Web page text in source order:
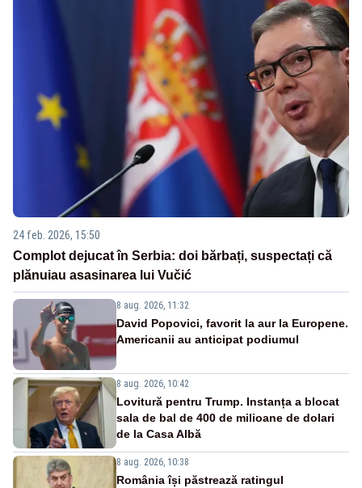
24 feb. 2026, 15:50
Complot dejucat în Serbia: doi bărbați, suspectați că
plănuiau asasinarea lui Vučić
8 aug. 2026, 11:32
David Popovici, favorit la aur la Europene.
Americanii au anticipat podiumul
8 aug. 2026, 10:42
Lovitură pentru Trump. Instanța a blocat
sala de bal de 400 de milioane de dolari
de la Casa Albă
8 aug. 2026, 10:38
România își păstrează ratingul